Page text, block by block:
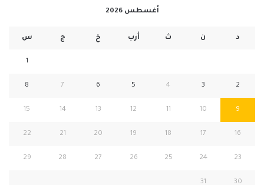
أغسطس 2026
د ن ث أرب خ ج س
1
2
3
4
5
6
7
8
9
10
11
12
13
14
15
16
17
18
19
20
21
22
23
24
25
26
27
28
29
30
31